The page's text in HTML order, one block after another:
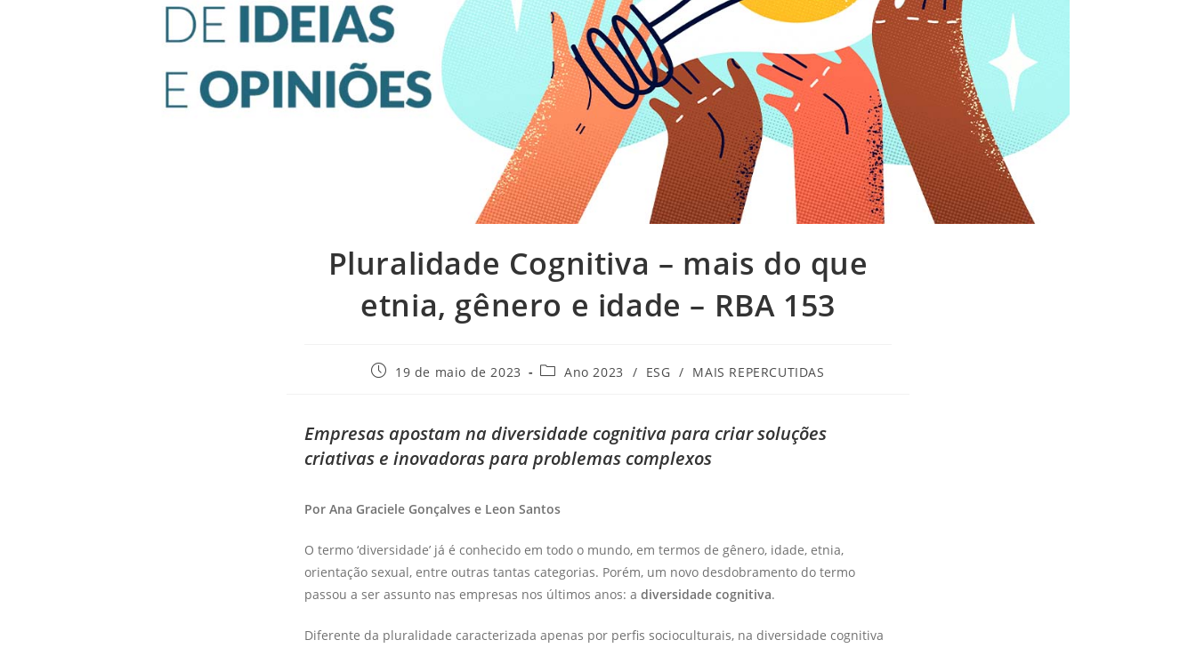
Pluralidade Cognitiva – mais do que
etnia, gênero e idade – RBA 153
19 de maio de 2023 Ano 2023 / ESG / MAIS REPERCUTIDAS
Empresas apostam na diversidade cognitiva para criar soluções
criativas e inovadoras para problemas complexos
Por Ana Graciele Gonçalves e Leon Santos
O termo ‘diversidade’ já é conhecido em todo o mundo, em termos de gênero, idade, etnia,
orientação sexual, entre outras tantas categorias. Porém, um novo desdobramento do termo
passou a ser assunto nas empresas nos últimos anos: a diversidade cognitiva.
Diferente da pluralidade caracterizada apenas por perfis socioculturais, na diversidade cognitiva